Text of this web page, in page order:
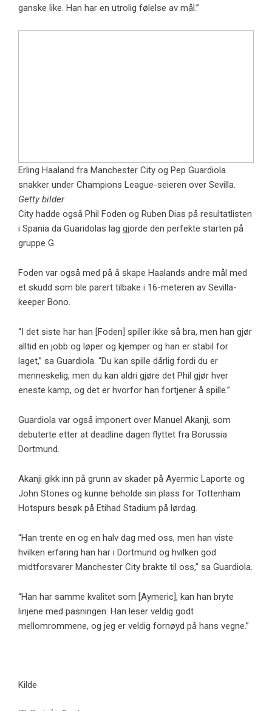
ganske like. Han har en utrolig følelse av mål.”
Erling Haaland fra Manchester City og Pep Guardiola
snakker under Champions League-seieren over Sevilla.
Getty bilder
City hadde også Phil Foden og Ruben Dias på resultatlisten
i Spania da Guaridolas lag gjorde den perfekte starten på
gruppe G.
Foden var også med på å skape Haalands andre mål med
et skudd som ble parert tilbake i 16-meteren av Sevilla-
keeper Bono.
“I det siste har han [Foden] spiller ikke så bra, men han gjør
alltid en jobb og løper og kjemper og han er stabil for
laget,” sa Guardiola. “Du kan spille dårlig fordi du er
menneskelig, men du kan aldri gjøre det Phil gjør hver
eneste kamp, ​​og det er hvorfor han fortjener å spille.”
Guardiola var også imponert over Manuel Akanji, som
debuterte etter at deadline dagen flyttet fra Borussia
Dortmund.
Akanji gikk inn på grunn av skader på Ayermic Laporte og
John Stones og kunne beholde sin plass for Tottenham
Hotspurs besøk på Etihad Stadium på lørdag.
“Han trente en og en halv dag med oss, men han viste
hvilken erfaring han har i Dortmund og hvilken god
midtforsvarer Manchester City brakte til oss,” sa Guardiola.
“Han har samme kvalitet som [Aymeric], kan han bryte
linjene med pasningen. Han leser veldig godt
mellomrommene, og jeg er veldig fornøyd på hans vegne.”
Kilde